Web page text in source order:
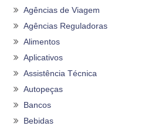
Agências de Viagem
Agências Reguladoras
Alimentos
Aplicativos
Assistência Técnica
Autopeças
Bancos
Bebidas